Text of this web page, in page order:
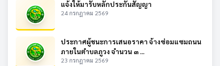
แจ้งให้มารับหลักประกันสัญญา
24 กรกฎาคม 2569
ประกาศผู้ชนะการเสนอราคา จ้างซ่อมแซมถนน
ภายในตำบลภูวง จำนวน ๓ ...
23 กรกฎาคม 2569